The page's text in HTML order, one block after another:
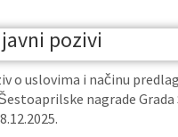
pozivi
o uslovima i načinu
nagrade Grada